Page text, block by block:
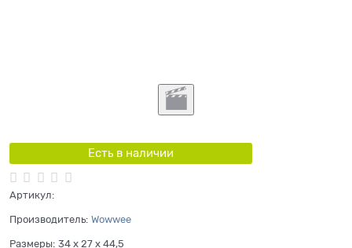
Есть в наличии
Артикул:
Производитель: Wowwee
Размеры: 34 x 27 x 44,5